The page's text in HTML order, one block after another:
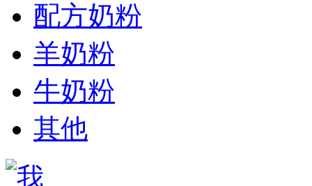
配方奶粉
羊奶粉
牛奶粉
其他